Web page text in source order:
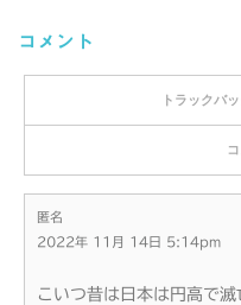
コメント
トラックバ
匿名
2022年 11月 14日 5:14pm
こいつ昔は日本は円高で